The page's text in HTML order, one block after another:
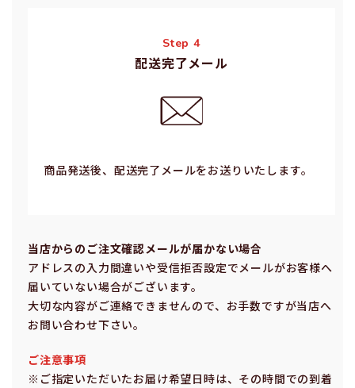
Step 4
配送完了メール
商品発送後、配送完了メールをお送りいたします。
当店からのご注⽂確認メールが届かない場合
アドレスの⼊⼒間違いや受信拒否設定でメールがお客様へ
届いていない場合がございます。
⼤切な内容がご連絡できませんので、お⼿数ですが当店へ
お問い合わせ下さい。
ご注意事項
※ご指定いただいたお届け希望⽇時は、その時間での到着